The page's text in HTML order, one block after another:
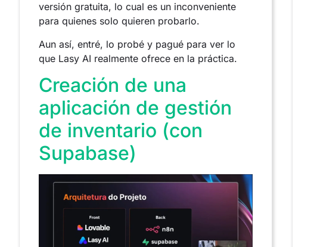
versión gratuita, lo cual es un inconveniente
para quienes solo quieren probarlo.
Aun así, entré, lo probé y pagué para ver lo
que Lasy AI realmente ofrece en la práctica.
Creación de una
aplicación de gestión
de inventario (con
Supabase)